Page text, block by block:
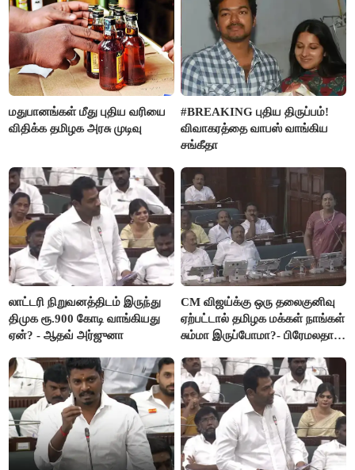
மதுபானங்கள் மீது புதிய வரியை
விதிக்க தமிழக அரசு முடிவு
#BREAKING புதிய திருப்பம்!
விவாகரத்தை வாபஸ் வாங்கிய
சங்கீதா
லாட்டரி நிறுவனத்திடம் இருந்து
திமுக ரூ.900 கோடி வாங்கியது
ஏன்? - ஆதவ் அர்ஜுனா
CM விஜய்க்கு ஒரு தலைகுனிவு
ஏற்பட்டால் தமிழக மக்கள் நாங்கள்
சும்மா இருப்போமா?- பிரேமலதா